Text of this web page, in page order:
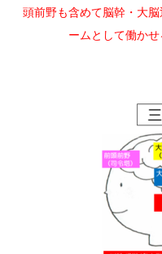
頭前野も含めて脳幹・大
ームとして働かせ